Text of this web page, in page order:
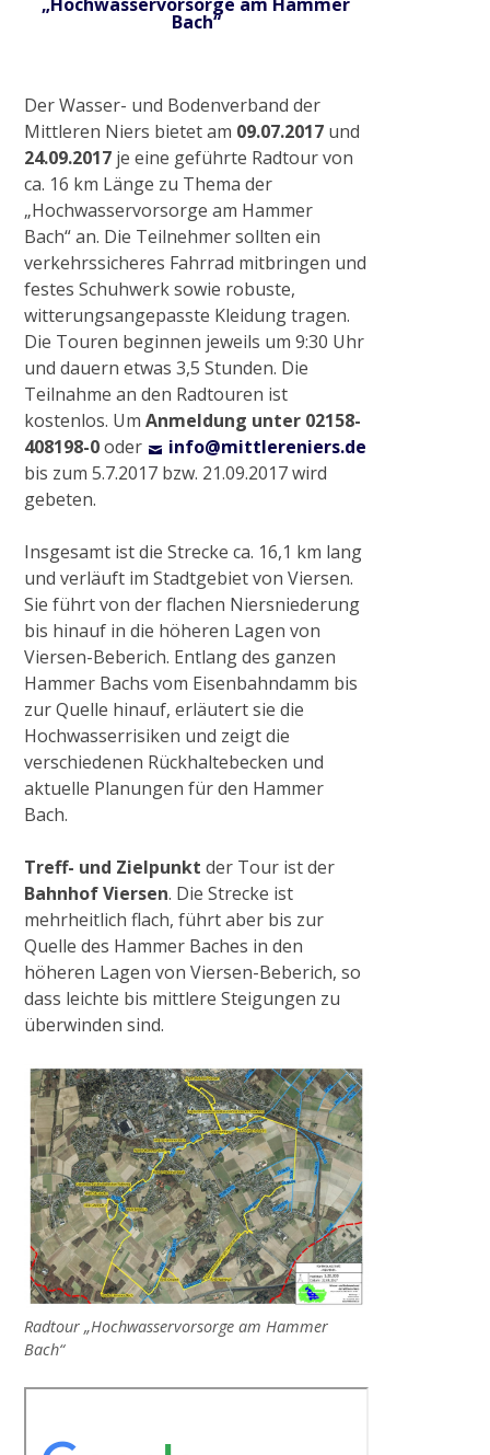
Renaturierung Stadtgraben Wachtendonk
Baumaßnahme S-Kurve in Münchheide
Absperrbauwerke an der Niers
Radtour „Wasser in Kultur- und Naturraum
rund um Wachtendonk“
2021
Wachtendonk
„Uferabflachung Flöthgraben“ im
Naturschutzgebiet Grasheide und
Mühlhausener Benden
2022
Gewässerrenaturierung Schwarzbruch in
2023
Projekt NiersCon
OFFENE STELLEN
Bach“
Der Wasser- und Bodenverband der
Mittleren Niers bietet am 09.07.2017und
24.09.2017je eine geführte Radtour von
ca. 16 km Länge zu Thema der
„Hochwasservorsorge am Hammer
Bach“ an. Die Teilnehmer sollten ein
verkehrssicheres Fahrrad mitbringen und
festes Schuhwerk sowie robuste,
witterungsangepasste Kleidung tragen.
Die Touren beginnen jeweils um 9:30 Uhr
und dauern etwas 3,5 Stunden. Die
Teilnahme an den Radtouren ist
kostenlos. Um Anmeldung unter 02158-
408198-0oder
info@mittlereniers.de
bis zum 5.7.2017 bzw. 21.09.2017 wird
gebeten.
Insgesamt ist die Strecke ca. 16,1 km lang
und verläuft im Stadtgebiet von Viersen.
Sie führt von der flachen Niersniederung
bis hinauf in die höheren Lagen von
Viersen-Beberich. Entlang des ganzen
Hammer Bachs vom Eisenbahndamm bis
zur Quelle hinauf, erläutert sie die
Hochwasserrisiken und zeigt die
verschiedenen Rückhaltebecken und
aktuelle Planungen für den Hammer
Bach.
Treff- und Zielpunkt der Tour ist der
Bahnhof Viersen. Die Strecke ist
mehrheitlich flach, führt aber bis zur
Quelle des Hammer Baches in den
höheren Lagen von Viersen-Beberich, so
dass leichte bis mittlere Steigungen zu
überwinden sind.
Radtour „Hochwasservorsorge am Hammer
Bach“